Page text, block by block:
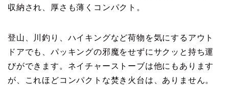
収納され、厚さも薄くコンパクト。
登山、川釣り、ハイキングなど荷物を気にするアウト
ドアでも、パッキングの邪魔をせずにサクッと持ち運
びができます。ネイチャーストーブは他にもあります
が、これほどコンパクトな焚き火台は、ありません。